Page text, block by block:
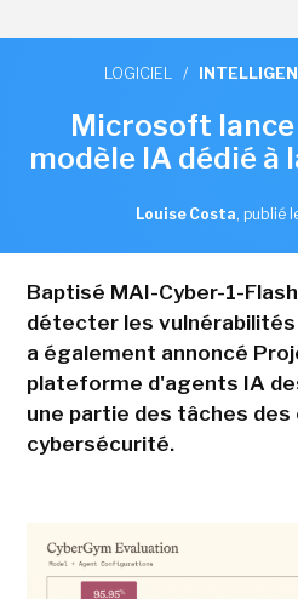
LOGICIEL /
Microsoft
modèle IA dédié à
Louise Costa, publié
Baptisé MAI-Cyber-1-
détecter les
a également annoncé
plateforme d'agents IA
une partie des tâches des
cybersécurité.